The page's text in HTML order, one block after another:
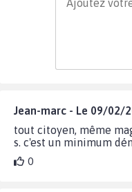
Jean-marc - Le 09/02/
tout citoyen, même
s. c'est un minimum
0